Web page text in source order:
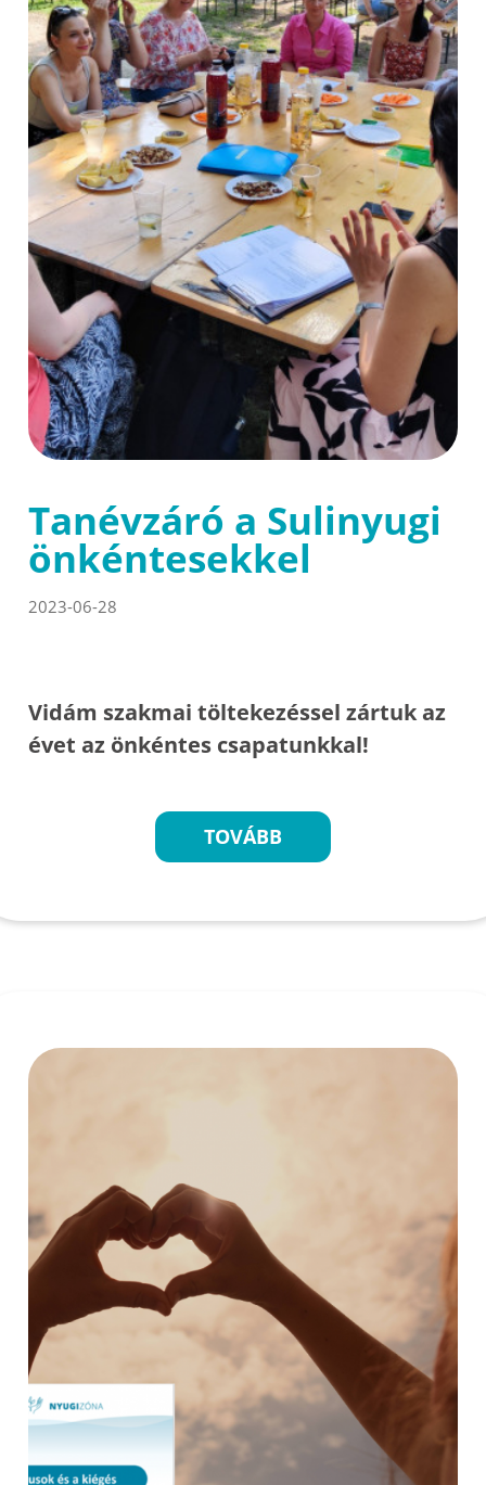
Tanévzáró a Sulinyugi
önkéntesekkel
2023-06-28
Vidám szakmai töltekezéssel zártuk az
évet az önkéntes csapatunkkal!
TOVÁBB